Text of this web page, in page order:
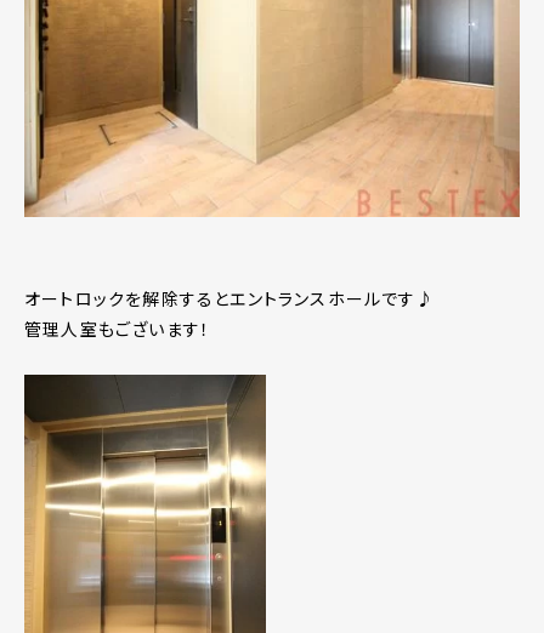
オートロックを解除するとエントランスホールです♪
管理人室もございます！